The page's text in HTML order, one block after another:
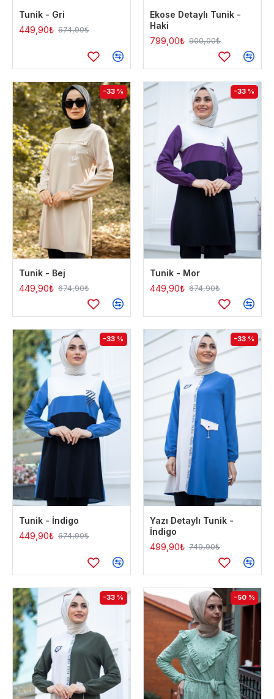
Tunik - Gri
449,90₺ 674,90₺
Ekose Detaylı Tunik -
Haki
799,00₺ 900,00₺
-33 %
Tunik - Bej
449,90₺ 674,90₺
-33 %
Tunik - Mor
449,90₺ 674,90₺
-33 %
Tunik - İndigo
449,90₺ 674,90₺
-33 %
Yazı Detaylı Tunik -
İndigo
499,90₺ 749,90₺
-33 % -50 %